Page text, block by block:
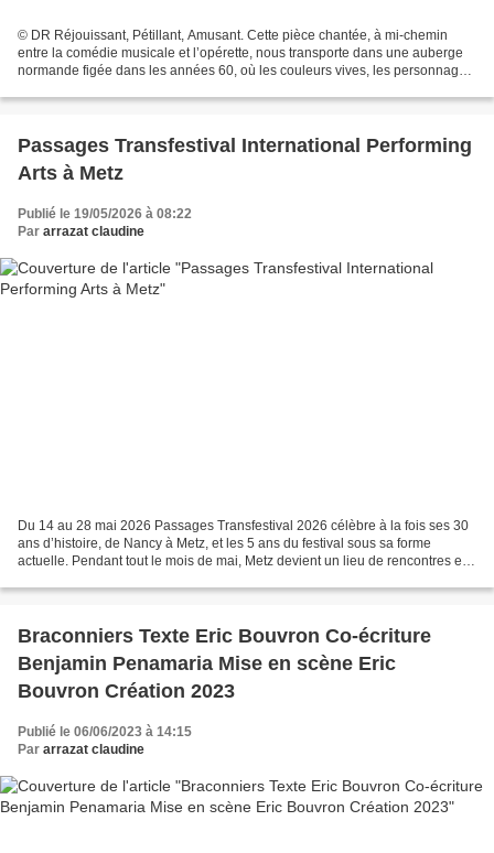
© DR Réjouissant, Pétillant, Amusant. Cette pièce chantée, à mi-chemin
entre la comédie musicale et l’opérette, nous transporte dans une auberge
normande figée dans les années 60, où les couleurs vives, les personnages
Passages Transfestival International Performing
Arts à Metz
Publié le 19/05/2026 à 08:22
Par arrazat claudine
Du 14 au 28 mai 2026 Passages Transfestival 2026 célèbre à la fois ses 30
ans d’histoire, de Nancy à Metz, et les 5 ans du festival sous sa forme
actuelle. Pendant tout le mois de mai, Metz devient un lieu de rencontres et
Braconniers Texte Eric Bouvron Co-écriture
Benjamin Penamaria Mise en scène Eric
Bouvron Création 2023
Publié le 06/06/2023 à 14:15
Par arrazat claudine